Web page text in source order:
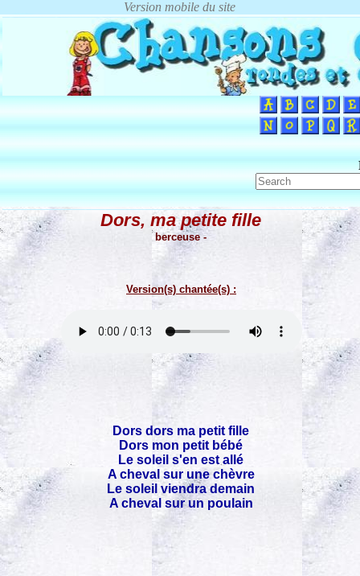
Dors, ma petite fille
berceuse -
Version(s) chantée(s) :
Dors dors ma petit fille
Dors mon petit bébé
Le soleil s'en est allé
A cheval sur une chèvre
Le soleil viendra demain
A cheval sur un poulain